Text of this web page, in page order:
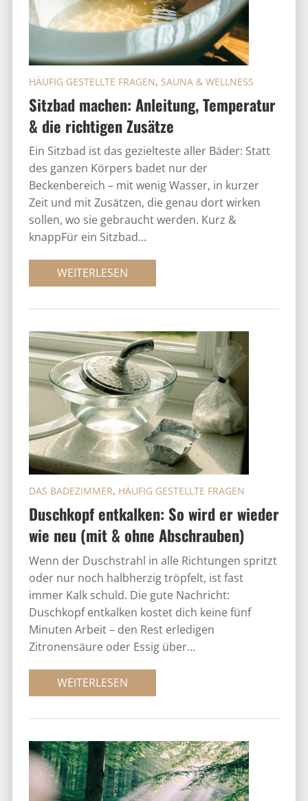
Sitzbad machen: Anleitung, Temperatur
& die richtigen Zusätze
HÄUFIG GESTELLTE FRAGEN, SAUNA & WELLNESS
Ein Sitzbad ist das gezielteste aller Bäder: Statt
des ganzen Körpers badet nur der
Beckenbereich – mit wenig Wasser, in kurzer
Zeit und mit Zusätzen, die genau dort wirken
sollen, wo sie gebraucht werden. Kurz &
knappFür ein Sitzbad...
WEITERLESEN
Duschkopf entkalken: So wird er wieder
wie neu (mit & ohne Abschrauben)
DAS BADEZIMMER, HÄUFIG GESTELLTE FRAGEN
Wenn der Duschstrahl in alle Richtungen spritzt
oder nur noch halbherzig tröpfelt, ist fast
immer Kalk schuld. Die gute Nachricht:
Duschkopf entkalken kostet dich keine fünf
Minuten Arbeit – den Rest erledigen
Zitronensäure oder Essig über...
WEITERLESEN